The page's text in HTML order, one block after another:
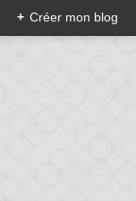
+ Créer mon blog